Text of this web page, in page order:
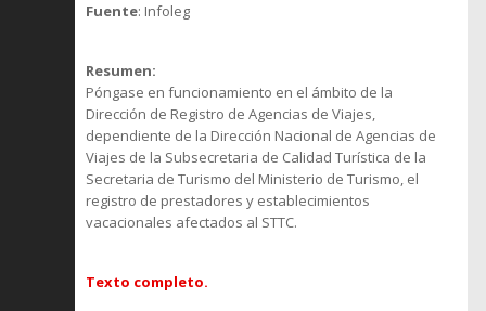
Fuente: Infoleg
Resumen:
Póngase en funcionamiento en el ámbito de la
Dirección de Registro de Agencias de Viajes,
dependiente de la Dirección Nacional de Agencias de
Viajes de la Subsecretaria de Calidad Turística de la
Secretaria de Turismo del Ministerio de Turismo, el
registro de prestadores y establecimientos
vacacionales afectados al STTC.
Texto completo.